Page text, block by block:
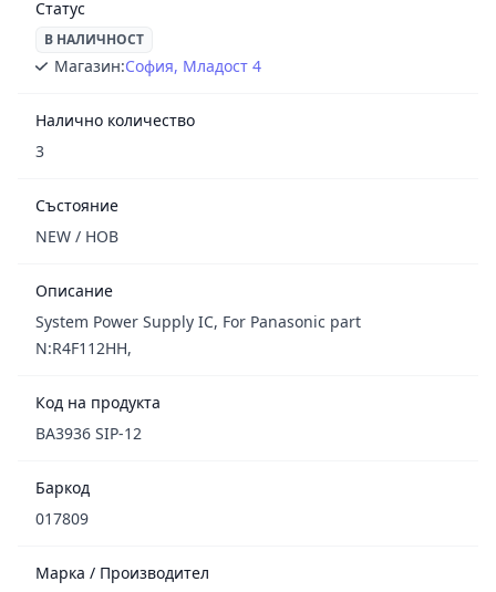
Статус
В НАЛИЧНОСТ
Магазин:София, Младост 4
Налично количество
3
Състояние
NEW / НОВ
Описание
System Power Supply IC, For Panasonic part
N:R4F112HH,
Код на продукта
BA3936 SIP-12
Баркод
017809
Марка / Производител